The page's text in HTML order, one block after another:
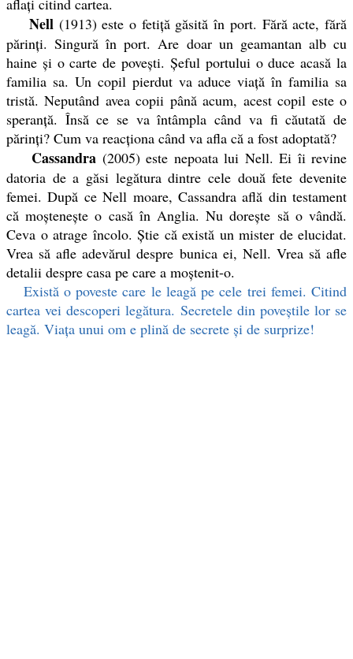
Nell (1913) este o fetiță găsită în port. Fără acte, fără
părinți. Singură în port. Are doar un geamantan alb cu
haine și o carte de povești. Șeful portului o duce acasă la
familia sa. Un copil pierdut va aduce viață în familia sa
tristă. Neputând avea copii până acum, acest copil este o
speranță. Însă ce se va întâmpla când va fi căutată de
părinți? Cum va reacționa când va afla că a fost adoptată?
Cassandra (2005) este nepoata lui Nell. Ei îi revine
datoria de a găsi legătura dintre cele două fete devenite
femei. După ce Nell moare, Cassandra află din testament
că moștenește o casă în Anglia. Nu dorește să o vândă.
Ceva o atrage încolo. Știe că există un mister de elucidat.
Vrea să afle adevărul despre bunica ei, Nell. Vrea să afle
detalii despre casa pe care a moștenit-o.
Există o poveste care le leagă pe cele trei femei. Citind
cartea vei descoperi legătura. Secretele din poveștile lor se
leagă. Viața unui om e plină de secrete și de surprize!